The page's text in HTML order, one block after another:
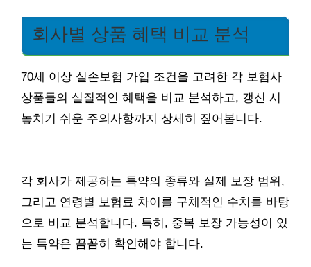
회사별 상품 혜택 비교 분석
70세 이상 실손보험 가입 조건을 고려한 각 보험사
상품들의 실질적인 혜택을 비교 분석하고, 갱신 시
놓치기 쉬운 주의사항까지 상세히 짚어봅니다.
각 회사가 제공하는 특약의 종류와 실제 보장 범위,
그리고 연령별 보험료 차이를 구체적인 수치를 바탕
으로 비교 분석합니다. 특히, 중복 보장 가능성이 있
는 특약은 꼼꼼히 확인해야 합니다.